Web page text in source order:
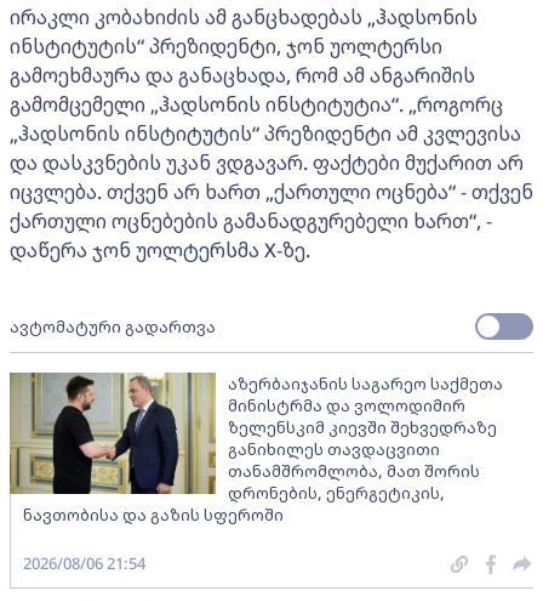
ირაკლი კობახიძის ამ განცხადებას „ჰადსონის
ინსტიტუტის“ პრეზიდენტი, ჯონ უოლტერსი
გამოეხმაურა და განაცხადა, რომ ამ ანგარიშის
გამომცემელი „ჰადსონის ინსტიტუტია“. „როგორც
„ჰადსონის ინსტიტუტის“ პრეზიდენტი ამ კვლევისა
და დასკვნების უკან ვდგავარ. ფაქტები მუქარით არ
იცვლება. თქვენ არ ხართ „ქართული ოცნება“ - თქვენ
ქართული ოცნებების გამანადგურებელი ხართ“, -
დაწერა ჯონ უოლტერსმა X-ზე.
ავტომატური გადართვა
აზერბაიჯანის საგარეო საქმეთა
მინისტრმა და ვოლოდიმირ
ზელენსკიმ კიევში შეხვედრაზე
განიხილეს თავდაცვითი
თანამშრომლობა, მათ შორის
დრონების, ენერგეტიკის,
ნავთობისა და გაზის სფეროში
2026/08/06 21:54